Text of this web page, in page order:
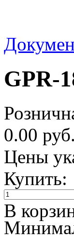
GPR-
0.00 руб.
Цены
Купить:
В